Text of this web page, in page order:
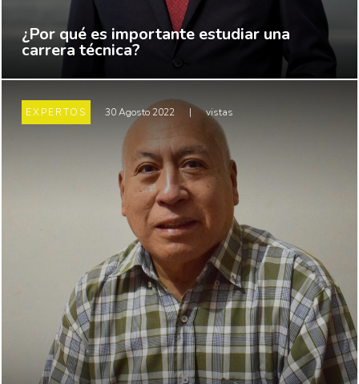
¿Por qué es importante estudiar una
carrera técnica?
EXPERTOS 30 Agosto 2022 | vistas